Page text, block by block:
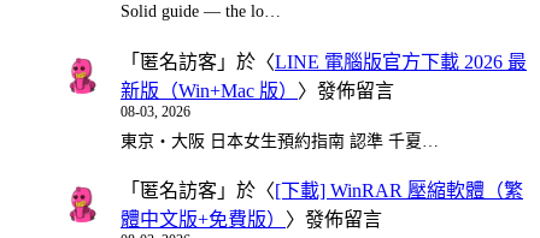
Solid guide — the lo…
「 匿名訪客 」於〈LINE 電腦版官方下載 2026 最
新版（Win+Mac 版） 〉發佈留言
08-03, 2026
東京・大阪 日本女生預約指南 認準 千夏…
「 匿名訪客 」於〈[下載] WinRAR 壓縮軟體（繁
體中文版+免費版） 〉發佈留言